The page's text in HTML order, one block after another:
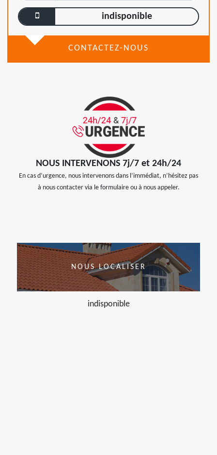
indisponible
CONTACTEZ-NOUS
NOUS INTERVENONS 7j/7 et 24h/24
En cas d’urgence, nous intervenons dans l’immédiat, n’hésitez pas
à nous contacter via le formulaire ou à nous appeler.
NOUS LOCALISER
indisponible